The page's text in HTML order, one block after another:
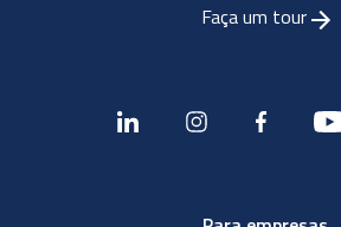
Faça um tour